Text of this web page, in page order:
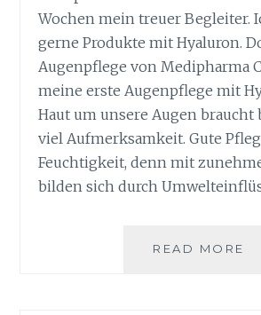
Wochen mein treuer Begleiter.
gerne Produkte mit Hyaluron.
Augenpflege von Medipharma
meine erste Augenpflege mit
Haut um unsere Augen braucht
viel Aufmerksamkeit. Gute
Feuchtigkeit, denn mit
bilden sich durch
READ MORE